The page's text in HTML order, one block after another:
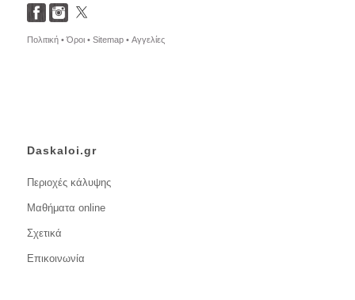
Πολιτική •Όροι • Sitemap • Αγγελίες
Daskaloi.gr
Περιοχές κάλυψης
Μαθήματα online
Σχετικά
Επικοινωνία